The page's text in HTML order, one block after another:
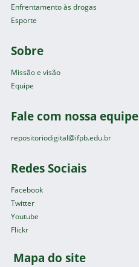
Enfrentamento às drogas
Esporte
Sobre
Missão e visão
Equipe
Fale com nossa equipe
repositoriodigital@ifpb.edu.br
Redes Sociais
Facebook
Twitter
Youtube
Flickr
Mapa do site